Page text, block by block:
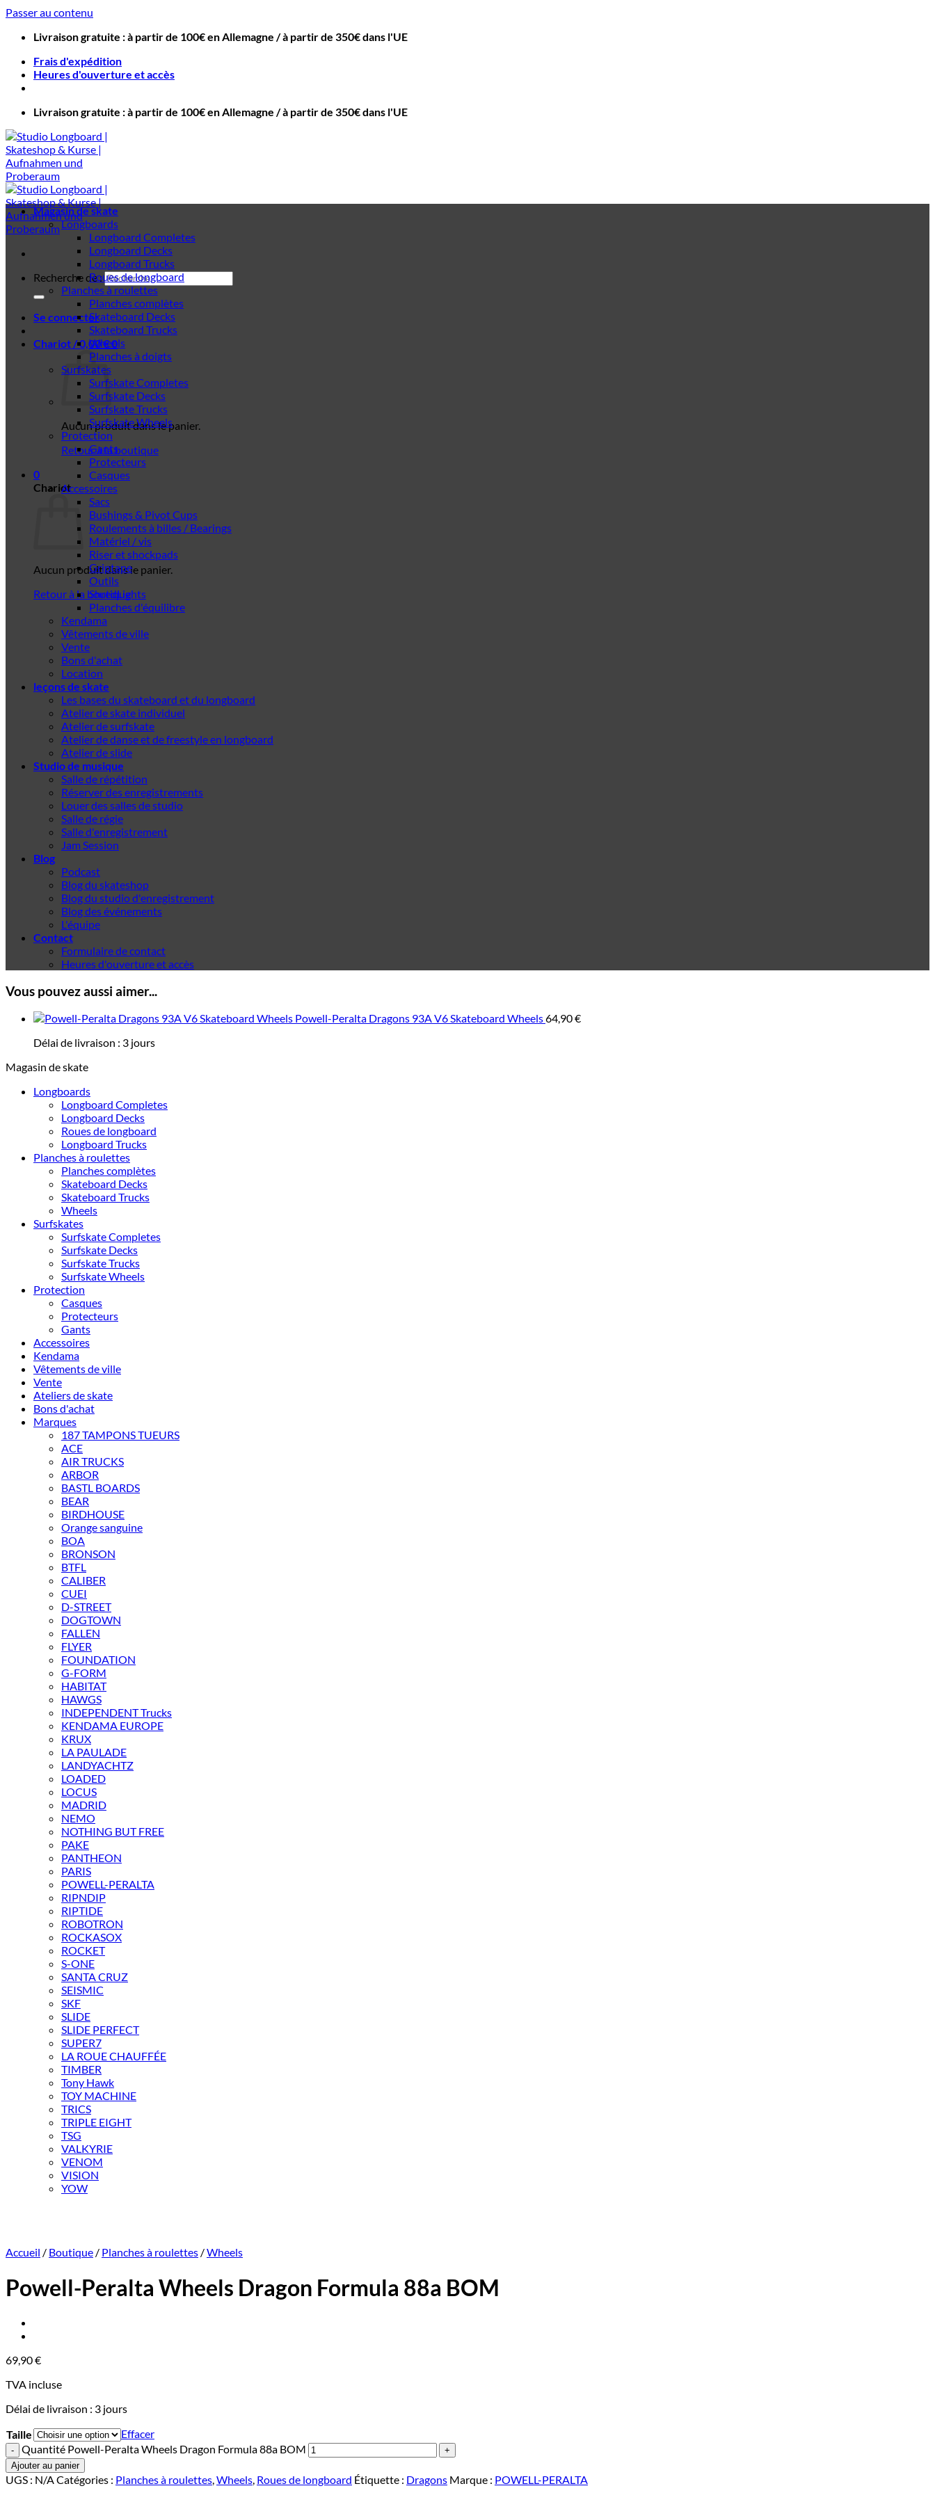
Passer au contenu
Livraison gratuite : à partir de 100€ en Allemagne / à partir de 350€ dans l'UE
Frais d'expédition
Heures d'ouverture et accès
Livraison gratuite : à partir de 100€ en Allemagne / à partir de 350€ dans l'UE
Recherche de :
Se connecter
Chariot /0,00€0
Aucun produit dans le panier.
Retour à la boutique
0
Chariot
Aucun produit dans le panier.
Retour à la boutique
Magasin de skate
Longboards
Longboard Completes
Longboard Decks
Longboard Trucks
Roues de longboard
Planches à roulettes
Planches complètes
Skateboard Decks
Skateboard Trucks
Wheels
Planches à doigts
Surfskates
Surfskate Completes
Surfskate Decks
Surfskate Trucks
Surfskate Wheels
Protection
Gants
Protecteurs
Casques
Accessoires
Sacs
Bushings & Pivot Cups
Roulements à billes / Bearings
Matériel / vis
Riser et shockpads
Griptape
Outils
ShredLights
Planches d'équilibre
Kendama
Vêtements de ville
Vente
Bons d'achat
Location
leçons de skate
Les bases du skateboard et du longboard
Atelier de skate individuel
Atelier de surfskate
Atelier de danse et de freestyle en longboard
Atelier de slide
Studio de musique
Salle de répétition
Réserver des enregistrements
Louer des salles de studio
Salle de régie
Salle d'enregistrement
Jam Session
Blog
Podcast
Blog du skateshop
Blog du studio d'enregistrement
Blog des événements
L'équipe
Contact
Formulaire de contact
Heures d'ouverture et accès
Vous pouvez aussi aimer...
Powell-Peralta Dragons 93A V6 Skateboard Wheels64,90€
Délai de livraison : 3 jours
Magasin de skate
Longboards
Longboard Completes
Longboard Decks
Roues de longboard
Longboard Trucks
Planches à roulettes
Planches complètes
Skateboard Decks
Skateboard Trucks
Wheels
Surfskates
Surfskate Completes
Surfskate Decks
Surfskate Trucks
Surfskate Wheels
Protection
Casques
Protecteurs
Gants
Accessoires
Kendama
Vêtements de ville
Vente
Ateliers de skate
Bons d'achat
Marques
187 TAMPONS TUEURS
ACE
AIR TRUCKS
ARBOR
BASTL BOARDS
BEAR
BIRDHOUSE
Orange sanguine
BOA
BRONSON
BTFL
CALIBER
CUEI
D-STREET
DOGTOWN
FALLEN
FLYER
FOUNDATION
G-FORM
HABITAT
HAWGS
INDEPENDENT Trucks
KENDAMA EUROPE
KRUX
LA PAULADE
LANDYACHTZ
LOADED
LOCUS
MADRID
NEMO
NOTHING BUT FREE
PAKE
PANTHEON
PARIS
POWELL-PERALTA
RIPNDIP
RIPTIDE
ROBOTRON
ROCKASOX
ROCKET
S-ONE
SANTA CRUZ
SEISMIC
SKF
SLIDE
SLIDE PERFECT
SUPER7
LA ROUE CHAUFFÉE
TIMBER
Tony Hawk
TOY MACHINE
TRICS
TRIPLE EIGHT
TSG
VALKYRIE
VENOM
VISION
YOW
Accueil / Boutique / Planches à roulettes /Wheels
Powell-Peralta Wheels Dragon Formula 88a BOM
69,90€
TVA incluse
Délai de livraison : 3 jours
Taille
Effacer
Quantité Powell-Peralta Wheels Dragon Formula 88a BOM
Ajouter au panier
UGS : N/ACatégories : Planches à roulettes,Wheels, Roues de longboard Étiquette : Dragons Marque : POWELL-PERALTA